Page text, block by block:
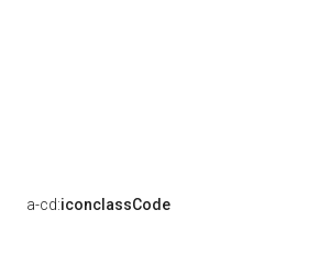
a-cd:iconclassCode